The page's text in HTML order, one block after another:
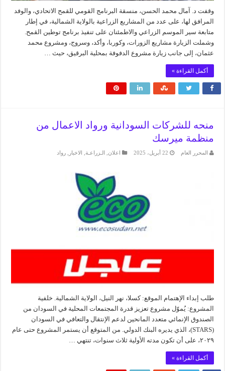
وقفت د. آمال محمد الحسن، منسقة البرنامج القومي للقمح الاتحادي، والوفد
المرافق لها، على عدد من المشاريع الزراعية بالولاية الشمالية، في إطار
متابعة سير الموسم الزراعي والاطمئنان على تنفيذ برنامج توطين القمح.
وشملت الزيارة مشاريع الزورات، وكوربا، وأكد، وسروج، ومشروع محمد
عثمان، إلى جانب زيارة مشروع الدفوفة بمحلية البرقيق، حيث …
أكمل القراءة »
منحه للشركات السودانية ورواد الاعمال من
منظمة ميرسك
المحرر العام 22 أبريل، 2025 اعلان الـزراعـة الاخبار رواد
طلب إبداء الإهتمام الموقع: كسلا، نهر النيل، الولاية الشمالية. خلفية
المشروع: يُموّل مشروع تعزيز قدرة المجتمعات المحلية في السودان من
الصندوق الإنمائي متعدد المانحين لدعم الإنتقال والتعافي في السودان
(STARS)، الذي يديره البنك الدولي. من المتوقع أن يستمر المشروع حتى عام
٢٠٢٩، على أن تكون مدته الأولية ثلاث سنوات، تنتهي …
أكمل القراءة »